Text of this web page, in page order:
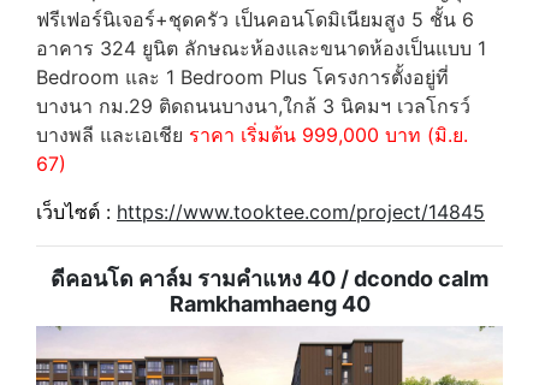
ฟรีเฟอร์นิเจอร์+ชุดครัว เป็นคอนโดมิเนียมสูง 5 ชั้น 6
อาคาร 324 ยูนิต ลักษณะห้องและขนาดห้องเป็นแบบ 1
Bedroom และ 1 Bedroom Plus โครงการตั้งอยู่ที่
บางนา กม.29 ติดถนนบางนา,ใกล้ 3 นิคมฯ เวลโกรว์
บางพลี และเอเชีย ราคา เริ่มต้น 999,000 บาท (มิ.ย.
67)
เว็บไซต์ : https://www.tooktee.com/project/14845
ดีคอนโด คาล์ม รามคำแหง 40 / dcondo calm
Ramkhamhaeng 40